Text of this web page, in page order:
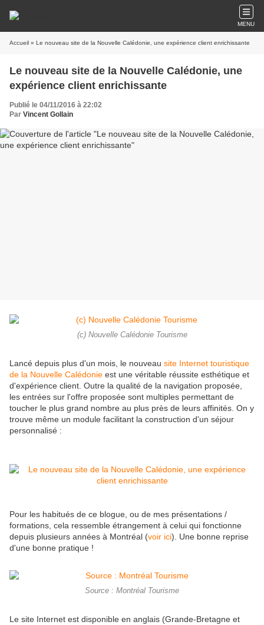
MENU
Accueil » Le nouveau site de la Nouvelle Calédonie, une expérience client enrichissante
Le nouveau site de la Nouvelle Calédonie, une
expérience client enrichissante
Publié le 04/11/2016 à 22:02
Par Vincent Gollain
(c) Nouvelle Calédonie Tourisme
Lancé depuis plus d'un mois, le nouveau site Internet touristique
de la Nouvelle Calédonie est une véritable réussite esthétique et
d'expérience client. Outre la qualité de la navigation proposée,
les entrées sur l'offre proposée sont multiples permettant de
toucher le plus grand nombre au plus près de leurs affinités. On y
trouve même un module facilitant la construction d'un séjour
personnalisé :
Pour les habitués de ce blogue, ou de mes présentations /
formations, cela ressemble étrangement à celui qui fonctionne
depuis plusieurs années à Montréal (voir ici). Une bonne reprise
d'une bonne pratique !
Source : Montréal Tourisme
Le site Internet est disponible en anglais (Grande-Bretagne et